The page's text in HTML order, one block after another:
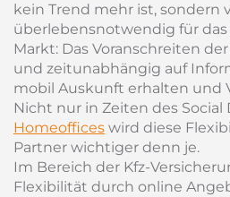
kein Trend mehr ist, sondern
überlebensnotwendig für
Markt: Das Voranschreiten
und zeitunabhängig auf
mobil Auskunft erhalten und
Nicht nur in Zeiten des
Homeoffices wird diese
Partner wichtiger denn je.
Im Bereich der Kfz-
Flexibilität durch online